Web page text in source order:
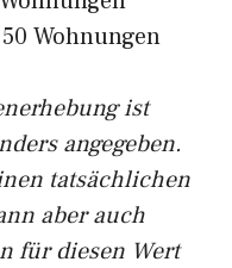
Wohnungen
ist
angegeben.
tatsächlichen
aber auch
für diesen Wert